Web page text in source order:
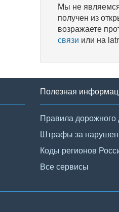
Мы не
получен из
возражаете
связи или на
Полезная
Правила дорожного
Штрафы за
Коды регионов
Все сервисы